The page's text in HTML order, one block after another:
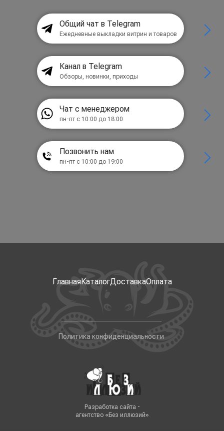
Общий чат в Telegram
Ежедневные выкладки витрин и товаров
Канал в Telegram
Обзоры, новинки, приходы
Чат с менеджером
пн-пт с 10:00 до 18:00
Позвонить нам
пн-пт с 10:00 до 19:00
ГлавнаяКаталогДоставкаОплата
Политика конфиденциальности
Разработка сайта -
агентство «Без иллюзий»